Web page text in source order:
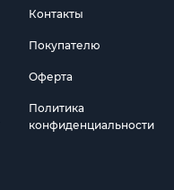
Контакты
Покупателю
Оферта
Политика
конфиденциальности